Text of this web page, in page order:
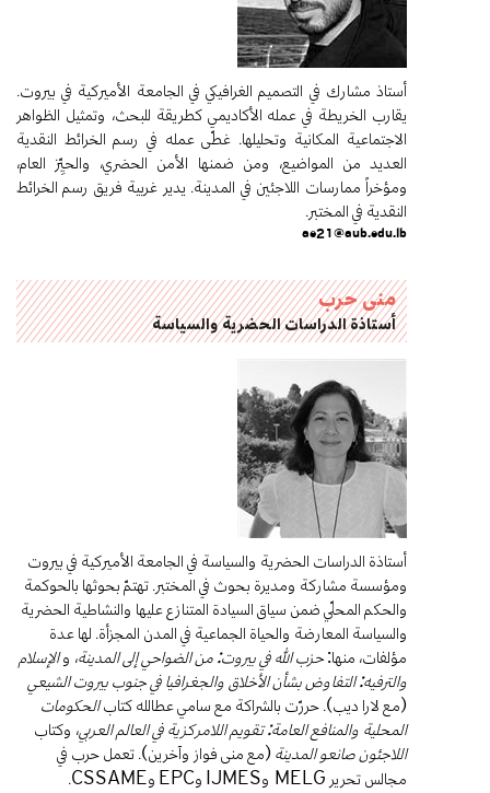
أستاذ مشارك في التصميم الغرافيكي في الجامعة الأميركية في بيروت.
يقارب الخريطة في عمله الأكاديمي كطريقة للبحث، وتمثيل الظواهر
الاجتماعية المكانية وتحليلها. غطّى عمله في رسم الخرائط النقدية
العديد من المواضيع، ومن ضمنها الأمن الحضري، والحيِّز العام،
ومؤخراً ممارسات اللاجئين في المدينة. يدير غربية فريق رسم الخرائط
النقدية في المختبر.
ae21@aub.edu.lb
منى حرب
أستاذة الدراسات الحضرية والسياسة
أستاذة الدراسات الحضرية والسياسة في الجامعة الأميركية في بيروت
ومؤسسة مشاركة ومديرة بحوث في المختبر. تهتمّ بحوثها بالحوكمة
والحكم المحلّي ضمن سياق السيادة المتنازع عليها والنشاطية الحضرية
والسياسة المعارضة والحياة الجماعية في المدن المجزأة. لها عدة
مؤلفات، منها:حزب الله في بيروت: من الضواحي إلى المدينة، والإسلام
والترفيه: التفاوض بشأن الأخلاق والجغرافيا في جنوب بيروت الشيعي
(مع لارا ديب). حررّت بالشراكة مع سامي عطالله كتابالحكومات
المحلية والمنافع العامة: تقويم اللامركزية في العالم العربي، وكتاب
اللاجئون صانعو المدينة(مع منى فواز وآخرين). تعمل حرب في
مجالس تحرير MELG وIJMES وEPC وCSSAME
.